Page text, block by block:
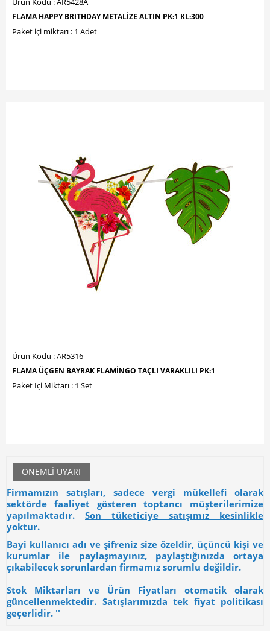
FLAMA HAPPY BRITHDAY METALİZE ALTIN PK:1 KL:300
Paket içi miktarı : 1 Adet
Ürün Kodu : AR5316
FLAMA ÜÇGEN BAYRAK FLAMİNGO TAÇLI VARAKLILI PK:1
Paket İçi Miktarı : 1 Set
ÖNEMLI UYARI
Firmamızın satışları, sadece vergi mükellefi olarak
sektörde faaliyet gösteren toptancı müşterilerimize
yapılmaktadır. Son tüketiciye satışımız kesinlikle
yoktur.
Bayi kullanıcı adı ve şifreniz size özeldir, üçüncü kişi ve
kurumlar ile paylaşmayınız, paylaştığınızda ortaya
çıkabilecek sorunlardan firmamız sorumlu değildir.
Stok Miktarları ve Ürün Fiyatları otomatik olarak
güncellenmektedir. Satışlarımızda tek fiyat politikası
geçerlidir. ''